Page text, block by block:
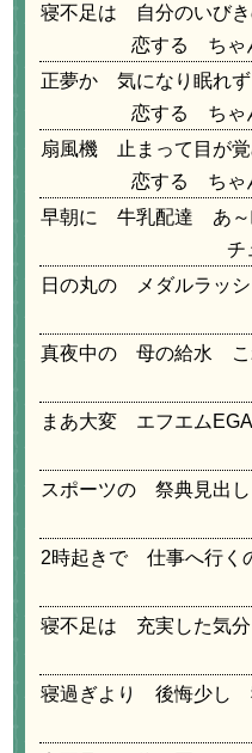
寝不足は 自分のいび
恋する ちゃ
正夢か 気になり眠れ
恋する ちゃ
扇風機 止まって目が
恋する ちゃ
早朝に 牛乳配達 あ～
チ
日の丸の メダルラッ
真夜中の 母の給水 こ
まあ大変 エフエム
スポーツの 祭典見出
2時起きで 仕事へ行く
寝不足は 充実した気
寝過ぎより 後悔少し